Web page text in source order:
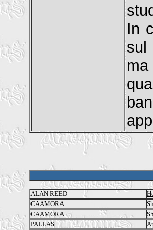
In
sul
ALAN REED
CAAMORA
CAAMORA
PALLAS